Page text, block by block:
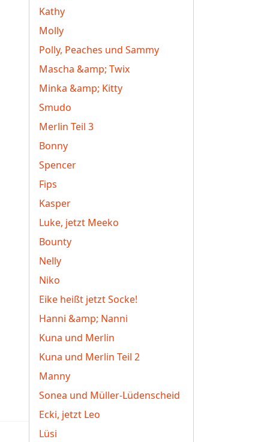
Kathy
Molly
Polly, Peaches und Sammy
Mascha &amp; Twix
Minka &amp; Kitty
Smudo
Merlin Teil 3
Bonny
Spencer
Fips
Kasper
Luke, jetzt Meeko
Bounty
Nelly
Niko
Eike heißt jetzt Socke!
Hanni &amp; Nanni
Kuna und Merlin
Kuna und Merlin Teil 2
Manny
Sonea und Müller-Lüdenscheid
Ecki, jetzt Leo
Lüsi